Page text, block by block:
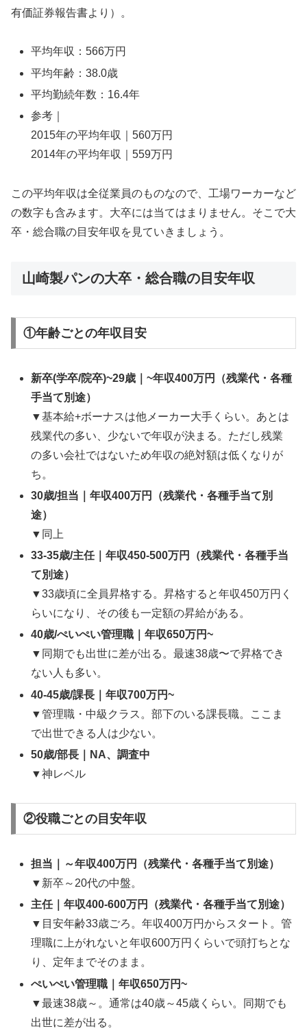
有価証券報告書より）。
平均年収：566万円
平均年齢：38.0歳
平均勤続年数：16.4年
参考｜
2015年の平均年収｜560万円
2014年の平均年収｜559万円
この平均年収は全従業員のものなので、工場ワーカーなど
の数字も含みます。大卒には当てはまりません。そこで大
卒・総合職の目安年収を見ていきましょう。
山崎製パンの大卒・総合職の目安年収
①年齢ごとの年収目安
新卒(学卒/院卒)~29歳｜~年収400万円（残業代・各種
手当て別途）
▼基本給+ボーナスは他メーカー大手くらい。あとは
残業代の多い、少ないで年収が決まる。ただし残業
の多い会社ではないため年収の絶対額は低くなりが
ち。
30歳/担当｜年収400万円（残業代・各種手当て別
途）
▼同上
33-35歳/主任｜年収450-500万円（残業代・各種手当
て別途）
▼33歳頃に全員昇格する。昇格すると年収450万円く
らいになり、その後も一定額の昇給がある。
40歳/ぺいぺい管理職｜年収650万円~
▼同期でも出世に差が出る。最速38歳〜で昇格でき
ない人も多い。
40-45歳/課長｜年収700万円~
▼管理職・中級クラス。部下のいる課長職。ここま
で出世できる人は少ない。
50歳/部長｜NA、調査中
▼神レベル
②役職ごとの目安年収
担当｜～年収400万円（残業代・各種手当て別途）
▼新卒～20代の中盤。
主任｜年収400-600万円（残業代・各種手当て別途）
▼目安年齢33歳ごろ。年収400万円からスタート。管
理職に上がれないと年収600万円くらいで頭打ちとな
り、定年までそのまま。
ぺいぺい管理職｜年収650万円~
▼最速38歳～。通常は40歳～45歳くらい。同期でも
出世に差が出る。